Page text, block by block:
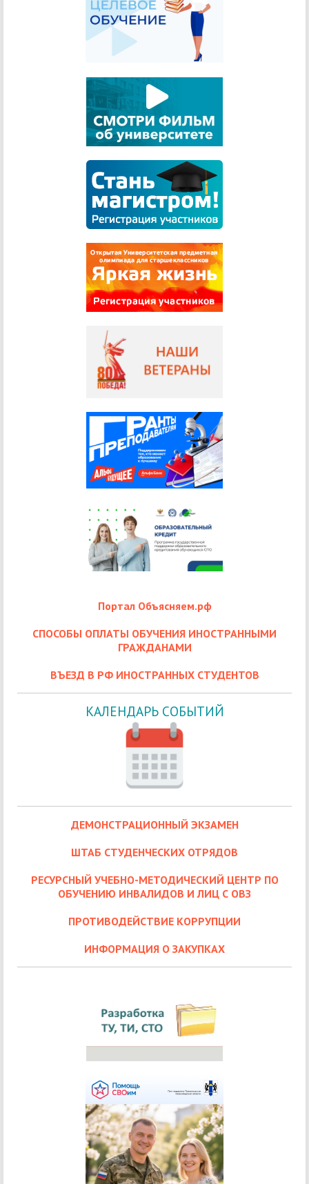
Портал Объясняем.рф
СПОСОБЫ ОПЛАТЫ ОБУЧЕНИЯ ИНОСТРАННЫМИ
ГРАЖДАНАМИ
ВЪЕЗД В РФ ИНОСТРАННЫХ СТУДЕНТОВ
КАЛЕНДАРЬ СОБЫТИЙ
ДЕМОНСТРАЦИОННЫЙ ЭКЗАМЕН
ШТАБ СТУДЕНЧЕСКИХ ОТРЯДОВ
РЕСУРСНЫЙ УЧЕБНО-МЕТОДИЧЕСКИЙ ЦЕНТР ПО
ОБУЧЕНИЮ ИНВАЛИДОВ И ЛИЦ С ОВЗ
ПРОТИВОДЕЙСТВИЕ КОРРУПЦИИ
ИНФОРМАЦИЯ О ЗАКУПКАХ